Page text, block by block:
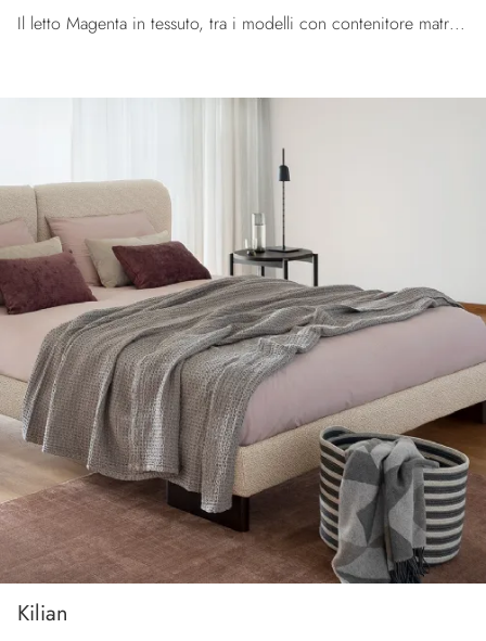
Il letto Magenta in tessuto, tra i modelli con contenitore matrimoniali moderni di Calligaris, è ideale per garantirti il sonno più profondo.
Kilian